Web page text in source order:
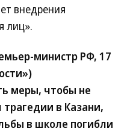
внедрения
лиц».
министр РФ, 17
меры, чтобы не
в Казани,
в школе погибли